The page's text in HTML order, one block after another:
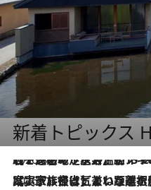
新着トピックス
2026.8.7
【トンボの足水浴】ヒノキの香りに包まれて涼感マックス！約13℃の湧水かけ流しを避暑地「星野温泉 トンボの湯」で体験
2026.7.31
【ホテル帰省】という選択肢をOMOが提案。家族とほどよい距離を保つには「昼は